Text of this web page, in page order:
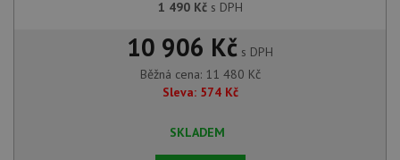
1 490 Kčs DPH
10 906 Kč s DPH
Běžná cena: 11 480 Kč
Sleva: 574 Kč
SKLADEM